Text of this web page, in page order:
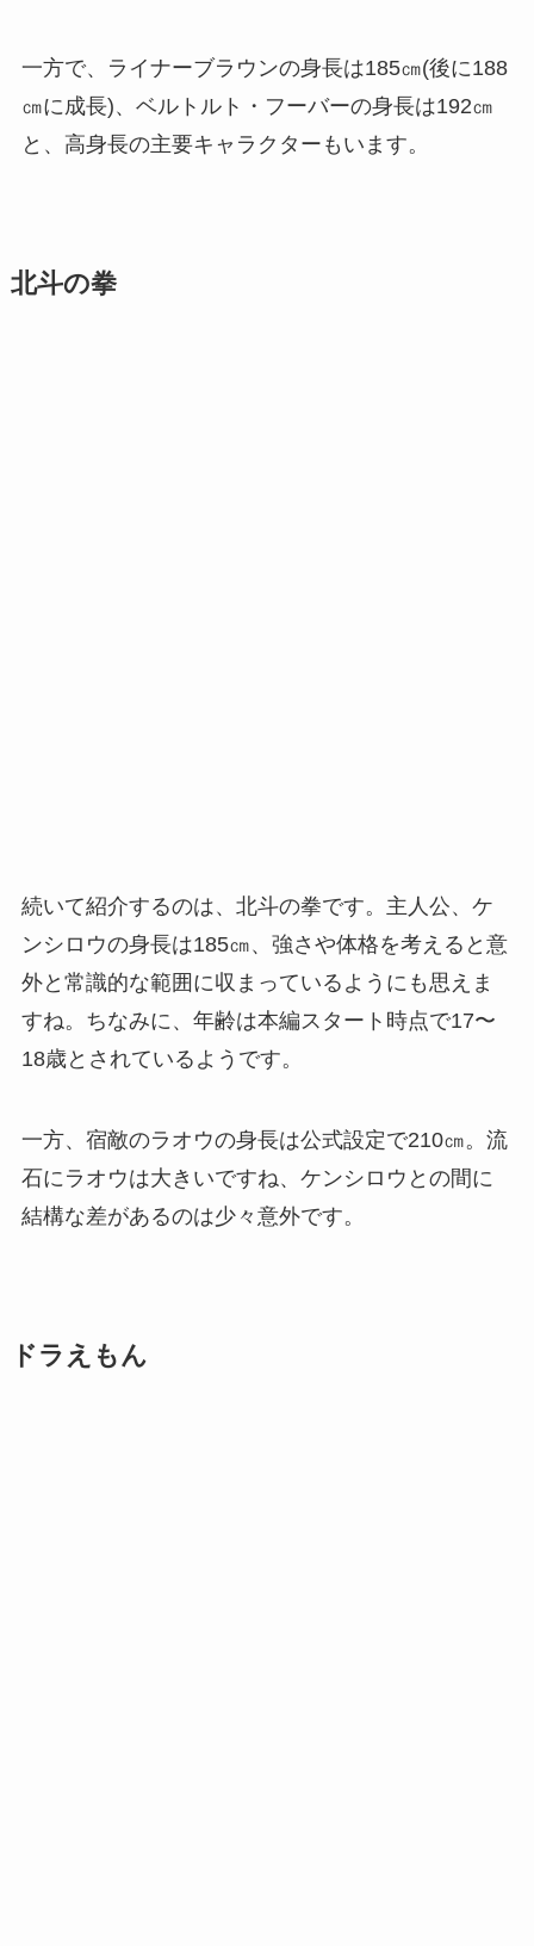
一方で、ライナーブラウンの身長は185㎝(後に188
㎝に成長)、ベルトルト・フーバーの身長は192㎝
と、高身長の主要キャラクターもいます。
北斗の拳
続いて紹介するのは、北斗の拳です。主人公、ケ
ンシロウの身長は185㎝、強さや体格を考えると意
外と常識的な範囲に収まっているようにも思えま
すね。ちなみに、年齢は本編スタート時点で17〜
18歳とされているようです。
一方、宿敵のラオウの身長は公式設定で210㎝。流
石にラオウは大きいですね、ケンシロウとの間に
結構な差があるのは少々意外です。
ドラえもん